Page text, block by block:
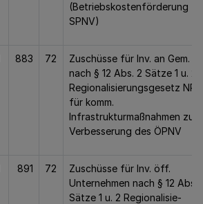
(Betriebskostenförderung
SPNV)
883 72
Zuschüsse für Inv. an Gem.
nach § 12 Abs. 2 Sätze 1 u. 2
Regionalisierungsgesetz
für komm.
Infrastrukturmaßnahmen zur
Verbesserung des ÖPNV
891 72
Zuschüsse für Inv. öff.
Unternehmen nach § 12 Abs.
Sätze 1 u. 2 Regionalisie-